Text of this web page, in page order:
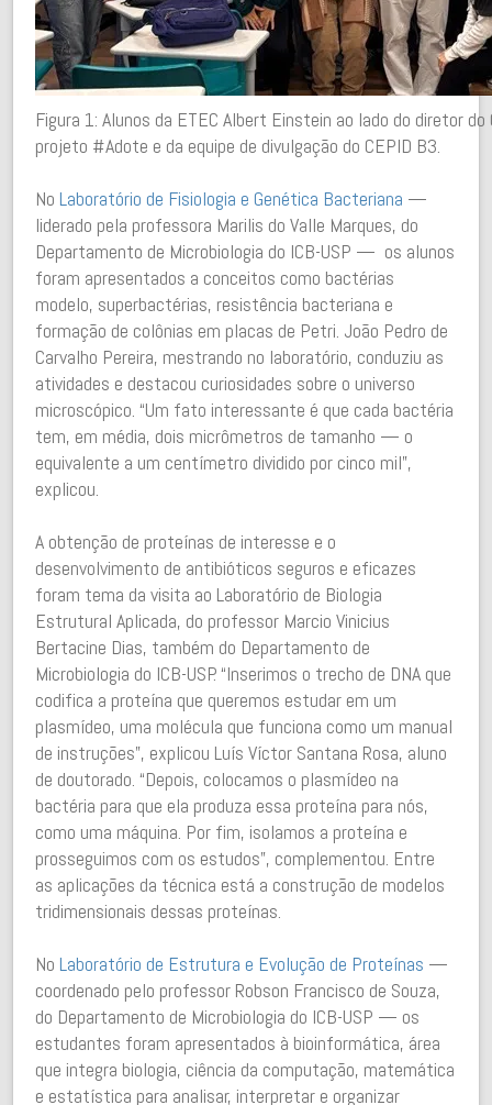
Figura 1: Alunos da ETEC Albert Einstein ao lado do diretor
projeto #Adote e da equipe de divulgação do CEPID B3.
No Laboratório de Fisiologia e Genética Bacteriana —
liderado pela professora Marilis do Valle Marques, do
Departamento de Microbiologia do ICB-USP — os alunos
foram apresentados a conceitos como bactérias
modelo, superbactérias, resistência bacteriana e
formação de colônias em placas de Petri. João Pedro de
Carvalho Pereira, mestrando no laboratório, conduziu as
atividades e destacou curiosidades sobre o universo
microscópico. “Um fato interessante é que cada bactéria
tem, em média, dois micrômetros de tamanho — o
equivalente a um centímetro dividido por cinco mil”,
explicou.
A obtenção de proteínas de interesse e o
desenvolvimento de antibióticos seguros e eficazes
foram tema da visita ao Laboratório de Biologia
Estrutural Aplicada, do professor Marcio Vinicius
Bertacine Dias, também do Departamento de
Microbiologia do ICB-USP. “Inserimos o trecho de DNA que
codifica a proteína que queremos estudar em um
plasmídeo, uma molécula que funciona como um manual
de instruções”, explicou Luís Víctor Santana Rosa, aluno
de doutorado. “Depois, colocamos o plasmídeo na
bactéria para que ela produza essa proteína para nós,
como uma máquina. Por fim, isolamos a proteína e
prosseguimos com os estudos”, complementou. Entre
as aplicações da técnica está a construção de modelos
tridimensionais dessas proteínas.
No Laboratório de Estrutura e Evolução de Proteínas —
coordenado pelo professor Robson Francisco de Souza,
do Departamento de Microbiologia do ICB-USP — os
estudantes foram apresentados à bioinformática, área
que integra biologia, ciência da computação, matemática
e estatística para analisar, interpretar e organizar